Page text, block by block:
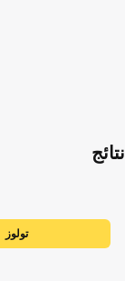
نتائج
تولوز